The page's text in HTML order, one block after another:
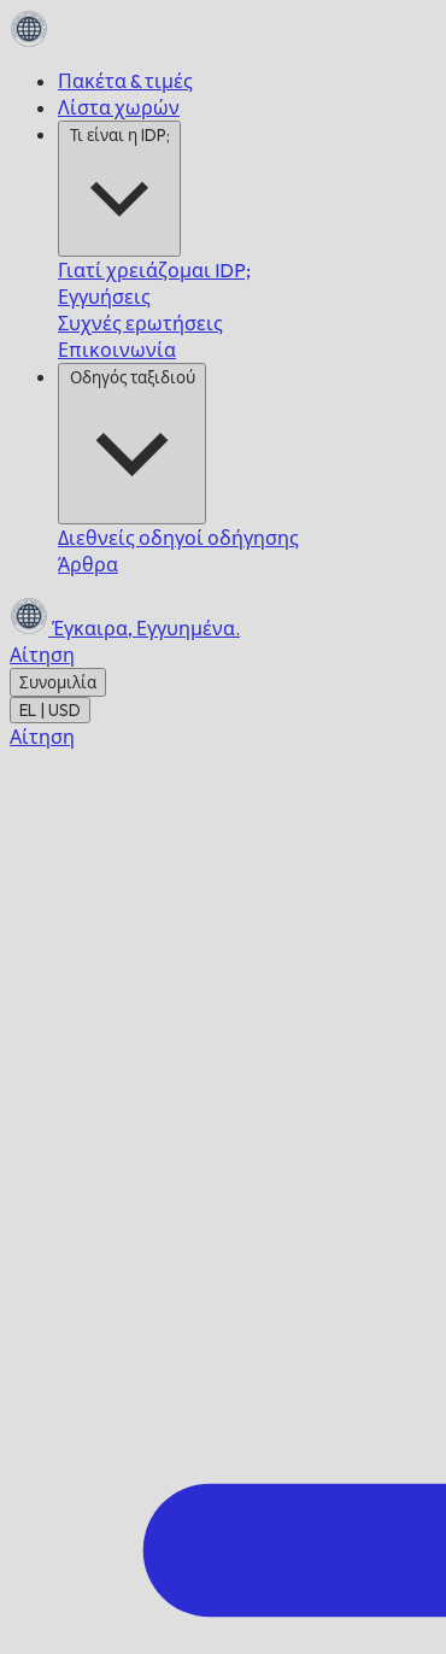
Πακέτα & τιμές
Λίστα χωρών
Τι είναι η IDP;
Γιατί χρειάζομαι IDP;
Εγγυήσεις
Συχνές ερωτήσεις
Επικοινωνία
Οδηγός ταξιδιού
Διεθνείς οδηγοί οδήγησης
Άρθρα
Έγκαιρα, Εγγυημένα.
Αίτηση
Συνομιλία
EL | USD
Αίτηση